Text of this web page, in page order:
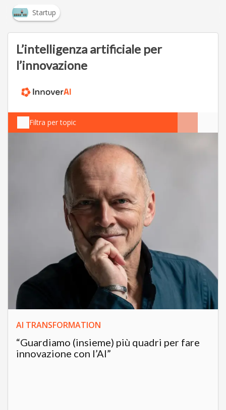
Startup
L’intelligenza artificiale per
l’innovazione
Filtra per topic
AI TRANSFORMATION
“Guardiamo (insieme) più quadri per fare
innovazione con l’AI”